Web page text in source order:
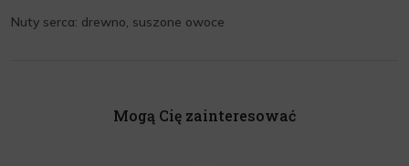
Nuty serca: drewno, suszone owoce
Mogą Cię zainteresować